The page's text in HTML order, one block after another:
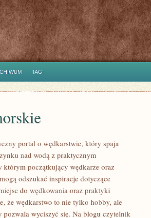
TAGI
portal o wędkarstwie, który spaja
nad wodą z praktycznym
którym początkujący wędkarze oraz
odszukać inspiracje dotyczące
do wędkowania oraz praktyki
że wędkarstwo to nie tylko hobby, ale
wyciszyć się. Na blogu czytelnik